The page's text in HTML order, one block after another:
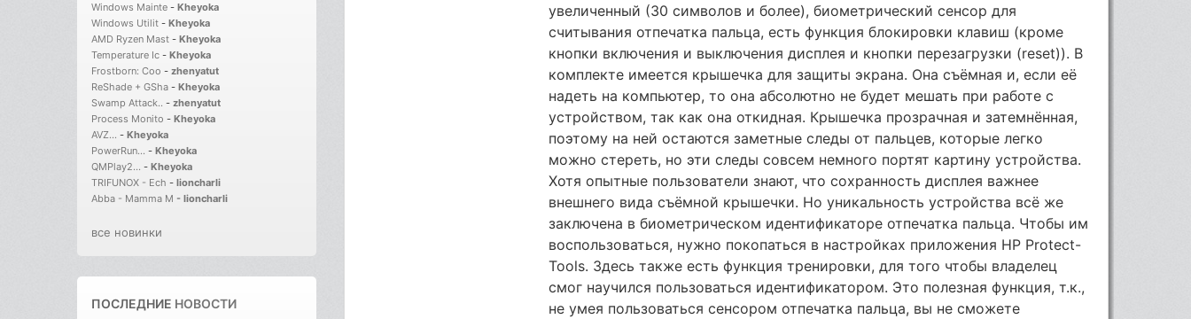
Windows Mainte - Kheyoka
Windows Utilit - Kheyoka
AMD Ryzen Mast - Kheyoka
Temperature Ic - Kheyoka
Frostborn: Coo - zhenyatut
ReShade + GSha - Kheyoka
Swamp Attack.. - zhenyatut
Process Monito - Kheyoka
AVZ... - Kheyoka
PowerRun... - Kheyoka
QMPlay2... - Kheyoka
TRIFUNOX - Ech - lioncharli
Abba - Mamma M - lioncharli
все новинки
ПОСЛЕДНИЕ НОВОСТИ
увеличенный (30 символов и более), биометрический сенсор для
считывания отпечатка пальца, есть функция блокировки клавиш (кроме
кнопки включения и выключения дисплея и кнопки перезагрузки (reset)). В
комплекте имеется крышечка для защиты экрана. Она съёмная и, если её
надеть на компьютер, то она абсолютно не будет мешать при работе с
устройством, так как она откидная. Крышечка прозрачная и затемнённая,
поэтому на ней остаются заметные следы от пальцев, которые легко
можно стереть, но эти следы совсем немного портят картину устройства.
Хотя опытные пользователи знают, что сохранность дисплея важнее
внешнего вида съёмной крышечки. Но уникальность устройства всё же
заключена в биометрическом идентификаторе отпечатка пальца. Чтобы им
воспользоваться, нужно покопаться в настройках приложения HP Protect-
Tools. Здесь также есть функция тренировки, для того чтобы владелец
смог научился пользоваться идентификатором. Это полезная функция, т.к.,
не умея пользоваться сенсором отпечатка пальца, вы не сможете